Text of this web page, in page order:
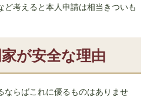
ど考えると本人申請は相当きついも
が安全な理由
ならばこれに優るものはありませ